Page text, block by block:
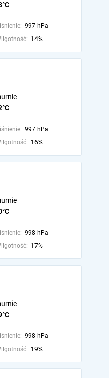
997 hPa
14%
997 hPa
16%
998 hPa
17%
998 hPa
19%